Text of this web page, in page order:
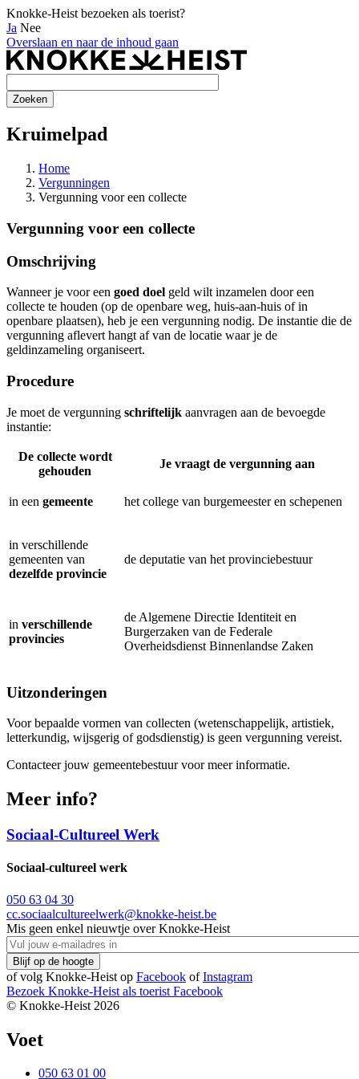
Knokke-Heist bezoeken als toerist?
Ja Nee
Overslaan en naar de inhoud gaan
Kruimelpad
Home
Vergunningen
Vergunning voor een collecte
Vergunning voor een collecte
Omschrijving
Wanneer je voor een goed doel geld wilt inzamelen door een
collecte te houden (op de openbare weg, huis-aan-huis of in
openbare plaatsen), heb je een vergunning nodig. De instantie die de
vergunning aflevert hangt af van de locatie waar je de
geldinzameling organiseert.
Procedure
Je moet de vergunning schriftelijk aanvragen aan de bevoegde
instantie:
De collecte wordt
gehouden
Je vraagt de vergunning aan
in een gemeente het college van burgemeester en schepenen
in verschillende
gemeenten van
dezelfde provincie
de deputatie van het provinciebestuur
in verschillende
provincies
de Algemene Directie Identiteit en
Burgerzaken van de Federale
Overheidsdienst Binnenlandse Zaken
Uitzonderingen
Voor bepaalde vormen van collecten (wetenschappelijk, artistiek,
letterkundig, wijsgerig of godsdienstig) is geen vergunning vereist.
Contacteer jouw gemeentebestuur voor meer informatie.
Meer info?
Sociaal-Cultureel Werk
Sociaal-cultureel werk
050 63 04 30
cc.sociaalcultureelwerk@knokke-heist.be
Mis geen enkel nieuwtje over Knokke-Heist
of volg Knokke-Heist op Facebook ofInstagram
Bezoek Knokke-Heist als toerist Facebook
© Knokke-Heist 2026
Voet
050 63 01 00